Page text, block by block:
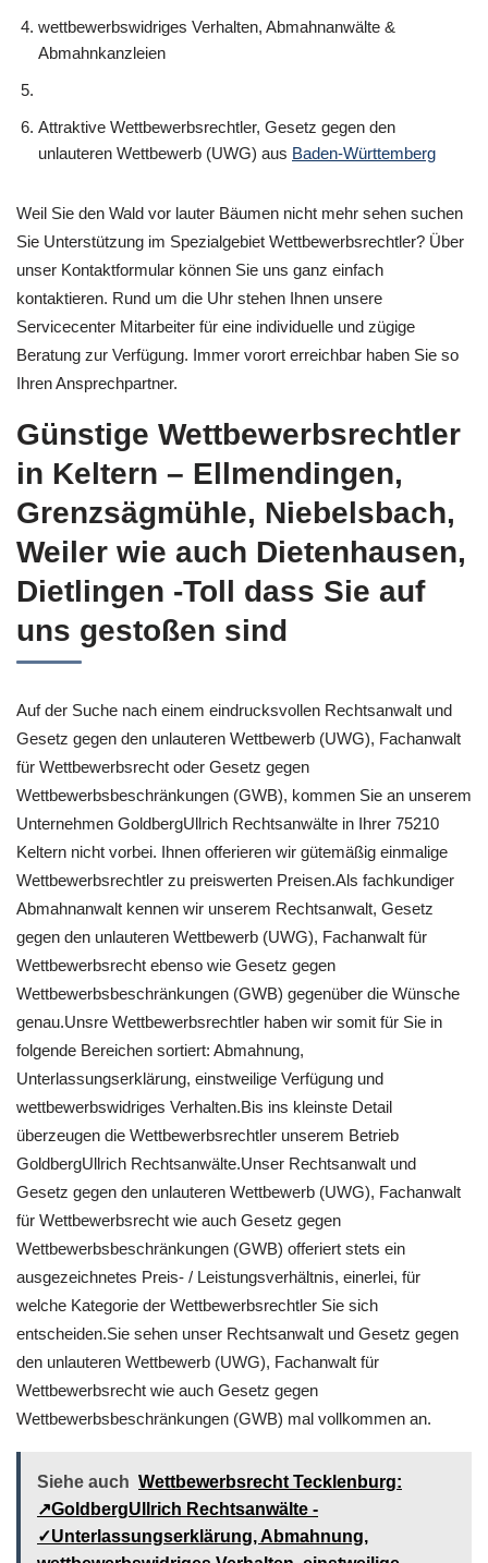
wettbewerbswidriges Verhalten, Abmahnanwälte &
Abmahnkanzleien
Attraktive Wettbewerbsrechtler, Gesetz gegen den
unlauteren Wettbewerb (UWG) aus Baden-Württemberg
Weil Sie den Wald vor lauter Bäumen nicht mehr sehen suchen
Sie Unterstützung im Spezialgebiet Wettbewerbsrechtler? Über
unser Kontaktformular können Sie uns ganz einfach
kontaktieren. Rund um die Uhr stehen Ihnen unsere
Servicecenter Mitarbeiter für eine individuelle und zügige
Beratung zur Verfügung. Immer vorort erreichbar haben Sie so
Ihren Ansprechpartner.
Günstige Wettbewerbsrechtler
in Keltern – Ellmendingen,
Grenzsägmühle, Niebelsbach,
Weiler wie auch Dietenhausen,
Dietlingen -Toll dass Sie auf
uns gestoßen sind
Auf der Suche nach einem eindrucksvollen Rechtsanwalt und
Gesetz gegen den unlauteren Wettbewerb (UWG), Fachanwalt
für Wettbewerbsrecht oder Gesetz gegen
Wettbewerbsbeschränkungen (GWB), kommen Sie an unserem
Unternehmen GoldbergUllrich Rechtsanwälte in Ihrer 75210
Keltern nicht vorbei. Ihnen offerieren wir gütemäßig einmalige
Wettbewerbsrechtler zu preiswerten Preisen.Als fachkundiger
Abmahnanwalt kennen wir unserem Rechtsanwalt, Gesetz
gegen den unlauteren Wettbewerb (UWG), Fachanwalt für
Wettbewerbsrecht ebenso wie Gesetz gegen
Wettbewerbsbeschränkungen (GWB) gegenüber die Wünsche
genau.Unsre Wettbewerbsrechtler haben wir somit für Sie in
folgende Bereichen sortiert: Abmahnung,
Unterlassungserklärung, einstweilige Verfügung und
wettbewerbswidriges Verhalten.Bis ins kleinste Detail
überzeugen die Wettbewerbsrechtler unserem Betrieb
GoldbergUllrich Rechtsanwälte.Unser Rechtsanwalt und
Gesetz gegen den unlauteren Wettbewerb (UWG), Fachanwalt
für Wettbewerbsrecht wie auch Gesetz gegen
Wettbewerbsbeschränkungen (GWB) offeriert stets ein
ausgezeichnetes Preis- / Leistungsverhältnis, einerlei, für
welche Kategorie der Wettbewerbsrechtler Sie sich
entscheiden.Sie sehen unser Rechtsanwalt und Gesetz gegen
den unlauteren Wettbewerb (UWG), Fachanwalt für
Wettbewerbsrecht wie auch Gesetz gegen
Wettbewerbsbeschränkungen (GWB) mal vollkommen an.
Siehe auch Wettbewerbsrecht Tecklenburg:
↗GoldbergUllrich Rechtsanwälte -
✓Unterlassungserklärung, Abmahnung,